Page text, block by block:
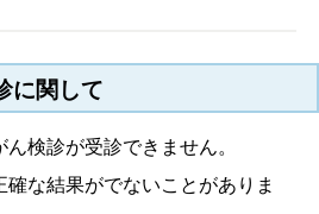
に関して
検診が受診できません。
確な結果がでないことがありま